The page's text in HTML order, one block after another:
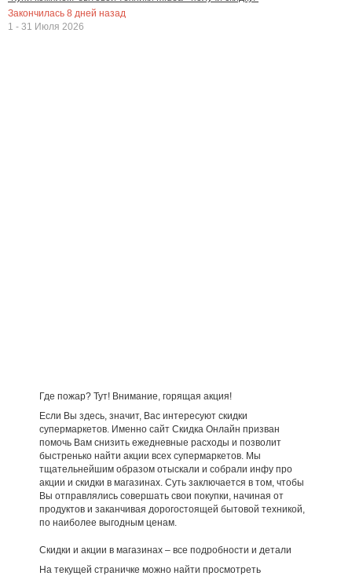
Закончилась 8 дней назад
1 - 31 Июля 2026
Где пожар? Тут! Внимание, горящая акция!
Если Вы здесь, значит, Вас интересуют скидки
супермаркетов. Именно сайт Скидка Онлайн призван
помочь Вам снизить ежедневные расходы и позволит
быстренько найти акции всех супермаркетов. Мы
тщательнейшим образом отыскали и собрали инфу про
акции и скидки в магазинах. Суть заключается в том, чтобы
Вы отправлялись совершать свои покупки, начиная от
продуктов и заканчивая дорогостоящей бытовой техникой,
по наиболее выгодным ценам.
Скидки и акции в магазинах – все подробности и детали
На текущей страничке можно найти просмотреть